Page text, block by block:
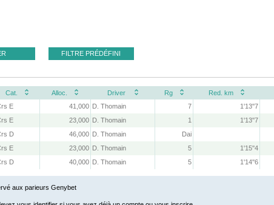
FILTRE PRÉDÉFINI
Cat. Alloc. Driver Rg Red. km
E 41,000 D. Thomain 7 1'13''7
E 23,000 D. Thomain 1 1'13''7
D 46,000 D. Thomain Dai
E 23,000 D. Thomain 5 1'15''4
D 40,000 D. Thomain 5 1'14''6
aux parieurs Genybet